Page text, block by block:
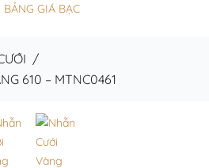
BẢNG GIÁ BẠC
/
610 – MTNC0461